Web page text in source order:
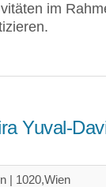
im
Yuval-
| 1020,Wien